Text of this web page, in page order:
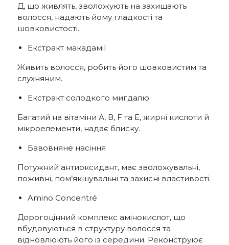
Д, що живлять, зволожують на захищають
волосся, надають йому гладкості та
шовковистості.
Екстракт макадамії
Живить волосся, робить його шовковистим та
слухняним.
Екстракт солодкого мигдалю
Багатий на вітаміни А, В, F та E, жирні кислоти й
мікроелементи, надає блиску.
Бавовняне насіння
Потужний антиоксидант, має зволожувальні,
поживні, пом’якшувальні та захисні властивості.
Amino Concentré
Дорогоцінний комплекс амінокислот, що
вбудовуються в структуру волосся та
відновлюють його із середини. Реконструює